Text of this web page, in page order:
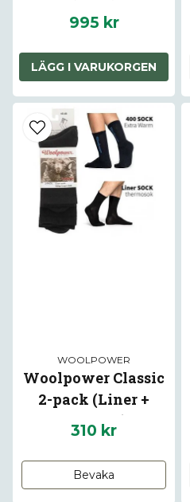
995 kr
LÄGG I VARUKORGEN
WOOLPOWER
Woolpower Classic
2-pack (Liner +
Logo400)
310 kr
Bevaka